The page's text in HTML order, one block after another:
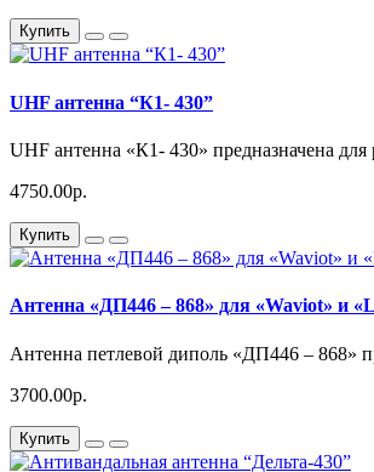
Купить
UHF антенна “К1- 430”
UHF антенна «К1- 430» предназначена
4750.00р.
Купить
Антенна «ДП446 – 868» для «Waviot» и
Антенна петлевой диполь «ДП446 – 868»
3700.00р.
Купить